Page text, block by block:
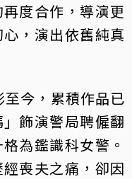
度合作，導演更
，演出依舊純真
今，累積作品已
飾演警局聘僱翻
為鑑識科女警。
喪夫之痛，卻因